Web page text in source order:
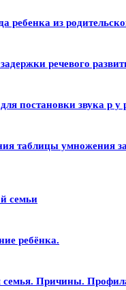
ребенка из
речевого
постановки звука р у
таблицы умножения
семьи
ребёнка.
семья. Причины.